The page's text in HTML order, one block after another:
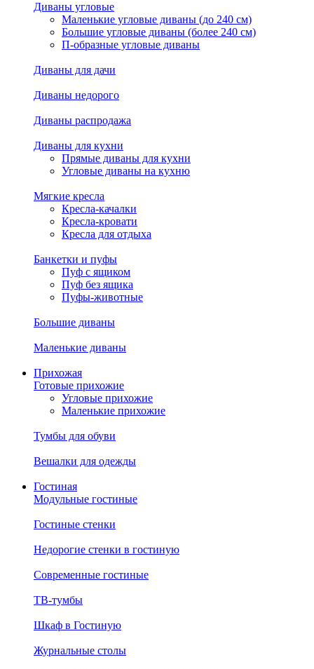
Диваны угловые
Маленькие угловые диваны (до 240 см)
Большие угловые диваны (более 240 см)
П-образные угловые диваны
Диваны для дачи
Диваны недорого
Диваны распродажа
Диваны для кухни
Прямые диваны для кухни
Угловые диваны на кухню
Мягкие кресла
Кресла-качалки
Кресла-кровати
Кресла для отдыха
Банкетки и пуфы
Пуф с ящиком
Пуф без ящика
Пуфы-животные
Большие диваны
Маленькие диваны
Прихожая
Готовые прихожие
Угловые прихожие
Маленькие прихожие
Тумбы для обуви
Вешалки для одежды
Гостиная
Модульные гостиные
Гостиные стенки
Недорогие стенки в гостиную
Современные гостиные
ТВ-тумбы
Шкаф в Гостиную
Журнальные столы